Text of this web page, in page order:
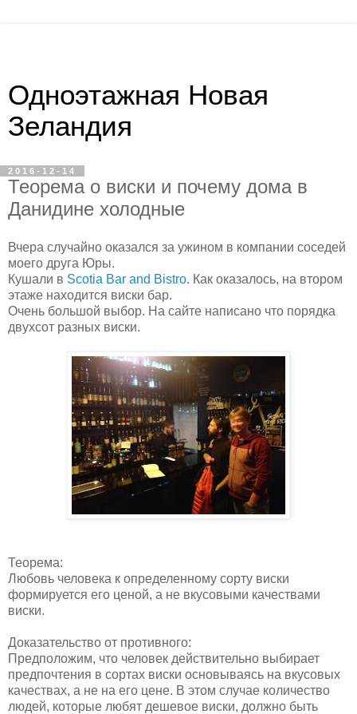
Одноэтажная Новая
Зеландия
2016-12-14
Теорема о виски и почему дома в
Данидине холодные
Вчера случайно оказался за ужином в компании соседей
моего друга Юры.
Кушали в Scotia Bar and Bistro. Как оказалось, на втором
этаже находится виски бар.
Очень большой выбор. На сайте написано что порядка
двухсот разных виски.
Теорема:
Любовь человека к определенному сорту виски
формируется его ценой, а не вкусовыми качествами
виски.
Доказательство от противного:
Предположим, что человек действительно выбирает
предпочтения в сортах виски основываясь на вкусовых
качествах, а не на его цене. В этом случае количество
людей, которые любят дешевое виски, должно быть